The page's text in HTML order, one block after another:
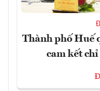
Thành phố Huế
cam kết